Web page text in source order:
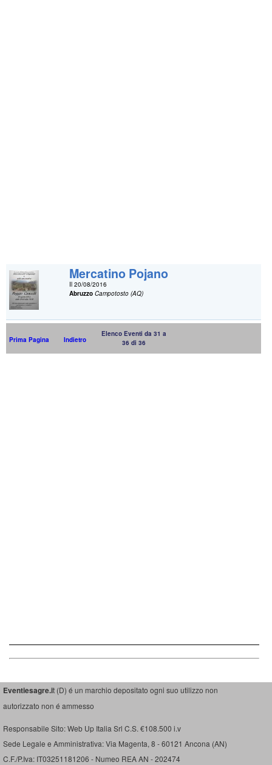
Mercatino Pojano
Il 20/08/2016
Abruzzo Campotosto (AQ)
Prima Pagina Indietro
Elenco Eventi da 31 a
36 di 36
Eventiesagre.it (D) é un marchio depositato ogni suo utilizzo non
autorizzato non é ammesso
Responsabile Sito: Web Up Italia Srl C.S. €108.500 i.v
Sede Legale e Amministrativa: Via Magenta, 8 - 60121 Ancona (AN)
C.F./P.Iva: IT03251181206 - Numeo REA AN - 202474